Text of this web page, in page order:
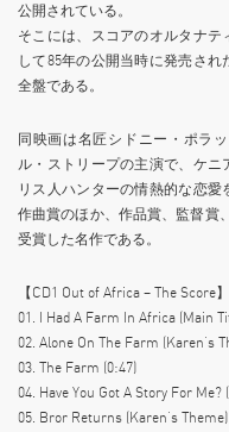
公開されている。
そこには、スコアのオルタナ
して85年の公開当時に発売さ
全盤である。
同映画は名匠シドニー・ポラ
ル・ストリープの主演で、ケ
リス人ハンターの情熱的な恋
作曲賞のほか、作品賞、監督賞
受賞した名作である。
【CD1 Out of Africa – The Score】
01. I Had A Farm In Africa (Main
02. Alone On The Farm (Karen’s
03. The Farm (0:47)
04. Have You Got A Story For Me?
05. Bror Returns (Karen’s Theme)